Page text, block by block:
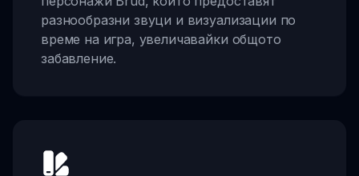
разнообразни звуци и визуализации по
време на игра, увеличавайки общото
забавление.